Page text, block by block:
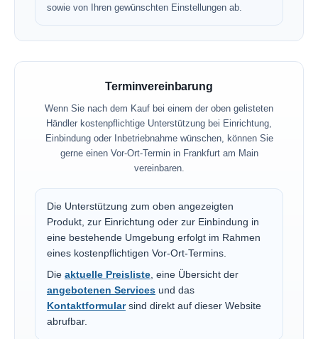
sowie von Ihren gewünschten Einstellungen ab.
Terminvereinbarung
Wenn Sie nach dem Kauf bei einem der oben gelisteten
Händler kostenpflichtige Unterstützung bei Einrichtung,
Einbindung oder Inbetriebnahme wünschen, können Sie
gerne einen Vor-Ort-Termin in Frankfurt am Main
vereinbaren.
Die Unterstützung zum oben angezeigten
Produkt, zur Einrichtung oder zur Einbindung in
eine bestehende Umgebung erfolgt im Rahmen
eines kostenpflichtigen Vor-Ort-Termins.
Die aktuelle Preisliste, eine Übersicht der
angebotenen Services und das
Kontaktformularsind direkt auf dieser Website
abrufbar.